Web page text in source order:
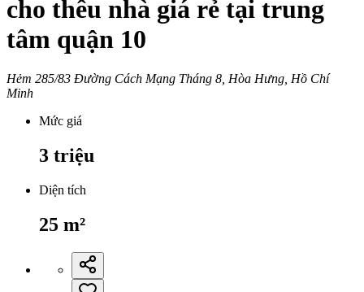
cho thêu nhà giá rẻ tại trung
tâm quận 10
Hẻm 285/83 Đường Cách Mạng Tháng 8, Hòa Hưng, Hồ Chí
Minh
Mức giá
3 triệu
Diện tích
25 m²